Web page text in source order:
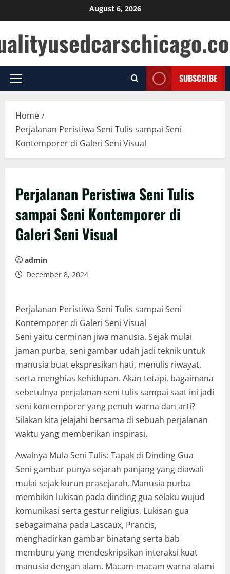
to
content
August 6, 2026
Primary
SUBSCRIBE
Home
Perjalanan Peristiwa Seni Tulis sampai Seni
Kontemporer di Galeri Seni Visual
Perjalanan Peristiwa Seni Tulis
sampai Seni Kontemporer di
Galeri Seni Visual
admin
December 8, 2024
Perjalanan Peristiwa Seni Tulis sampai Seni
Kontemporer di Galeri Seni Visual
Seni yaitu cerminan jiwa manusia. Sejak mulai
jaman purba, seni gambar udah jadi teknik untuk
manusia buat ekspresikan hati, menulis riwayat,
serta menghias kehidupan. Akan tetapi, bagaimana
sebetulnya perjalanan seni tulis sampai saat ini jadi
seni kontemporer yang penuh warna dan arti?
Silakan kita jelajahi bersama di sebuah perjalanan
waktu yang memberikan inspirasi.
Awalnya Mula Seni Tulis: Tapak di Dinding Gua
Seni gambar punya sejarah panjang yang diawali
mulai sejak kurun prasejarah. Manusia purba
membikin lukisan pada dinding gua selaku wujud
komunikasi serta gestur religius. Lukisan gua
sebagaimana pada Lascaux, Prancis,
menghadirkan gambar binatang serta bab
memburu yang mendeskripsikan interaksi kuat
manusia dengan alam. Macam-macam warna alami